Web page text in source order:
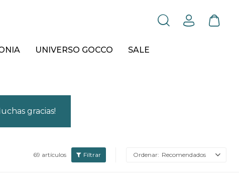
UNIVERSO GOCCO SALE
gracias!
69 artículos Recomendados